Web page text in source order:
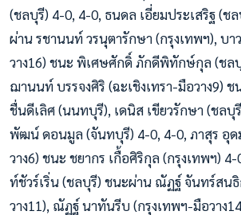
(ชลบุรี) 4-0, 4-0, ธนดล เอี่ยมประเสริฐ (ช
ผ่าน รชานนท์ วรนุตารักษา (กรุงเทพฯ), บ
วาง16) ชนะ พิเศษศักดิ์ ภักดีพิทักษ์กุล (ชล
ฌานนท์ บรรจงศิริ (ฉะเชิงเทรา-มือวาง9)
ชื่นดีเลิศ (นนทบุรี), เดนิส เขียวรักษา (ชลบุ
พัฒน์ ดอนมูล (จันทบุรี) 4-0, 4-0, ภาสุร อุด
วาง6) ชนะ ชยากร เกื้อศิริกุล (กรุงเทพฯ)
ท์ชัวร์เริ่น (ชลบุรี) ชนะผ่าน ณัฏฐ์ จันทร์สน
วาง11), ณัฏฐ์ นาทันรีบ (กรุงเทพฯ-มือวาง